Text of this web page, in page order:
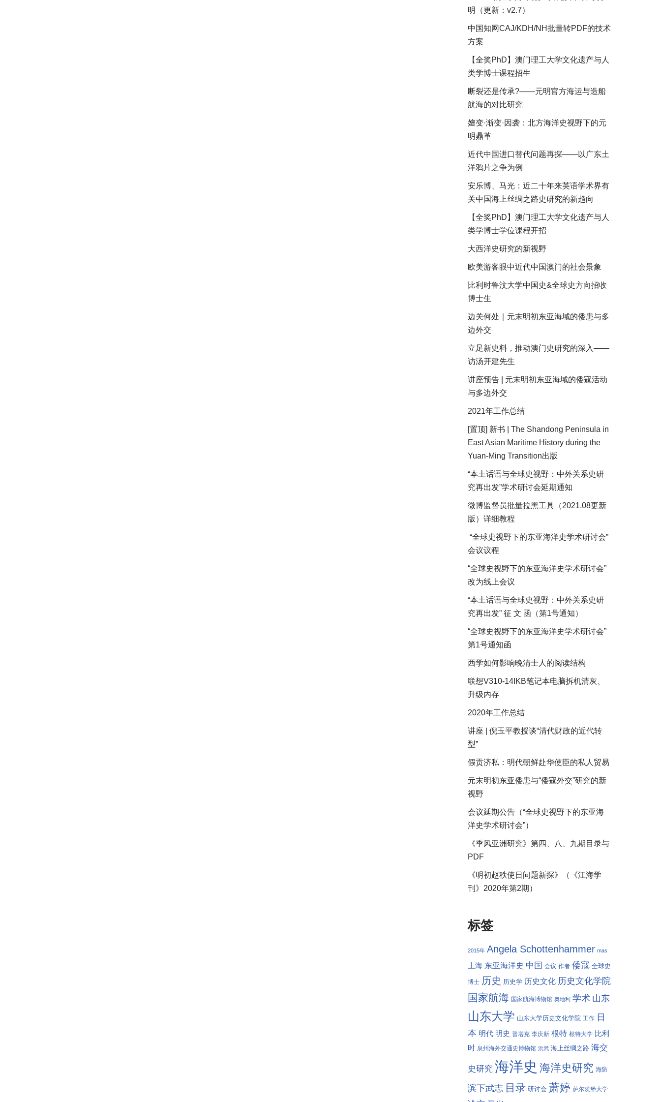
明（更新：v2.7）
中国知网CAJ/KDH/NH批量转PDF的技术
方案
【全奖PhD】澳门理工大学文化遗产与人
类学博士课程招生
断裂还是传承?——元明官方海运与造船
航海的对比研究
嬗变·渐变·因袭：北方海洋史视野下的元
明鼎革
近代中国进口替代问题再探——以广东土
洋鸦片之争为例
安乐博、马光：近二十年来英语学术界有
关中国海上丝绸之路史研究的新趋向
【全奖PhD】澳门理工大学文化遗产与人
类学博士学位课程开招
大西洋史研究的新视野
欧美游客眼中近代中国澳门的社会景象
比利时鲁汶大学中国史&全球史方向招收
博士生
边关何处｜元末明初东亚海域的倭患与多
边外交
立足新史料，推动澳门史研究的深入——
访汤开建先生
讲座预告 | 元末明初东亚海域的倭寇活动
与多边外交
2021年工作总结
[置顶] 新书 | The Shandong Peninsula in
East Asian Maritime History during the
Yuan-Ming Transition出版
“本土话语与全球史视野：中外关系史研
究再出发”学术研讨会延期通知
微博监督员批量拉黑工具（2021.08更新
版）详细教程
“全球史视野下的东亚海洋史学术研讨会”
会议议程
“全球史视野下的东亚海洋史学术研讨会”
改为线上会议
“本土话语与全球史视野：中外关系史研
究再出发” 征 文 函（第1号通知）
“全球史视野下的东亚海洋史学术研讨会”
第1号通知函
西学如何影响晚清士人的阅读结构
联想V310-14IKB笔记本电脑拆机清灰、
升级内存
2020年工作总结
讲座 | 倪玉平教授谈“清代财政的近代转
型”
假贡济私：明代朝鲜赴华使臣的私人贸易
元末明初东亚倭患与“倭寇外交”研究的新
视野
会议延期公告（“全球史视野下的东亚海
洋史学术研讨会”）
《季风亚洲研究》第四、八、九期目录与
PDF
《明初赵秩使日问题新探》（《江海学
刊》2020年第2期）
标签
2015年 Angela Schottenhammer mas
上海 东亚海洋史 中国 会议 作者 倭寇 全球史
博士 历史 历史学 历史文化 历史文化学院
国家航海 国家航海博物馆 奥地利 学术 山东
山东大学 山东大学历史文化学院 工作 日
本 明代 明史 普塔克 李庆新 根特 根特大学 比利
时 泉州海外交通史博物馆 洪武 海上丝绸之路 海交
史研究 海洋史 海洋史研究 海防
滨下武志 目录 研讨会 萧婷 萨尔茨堡大学